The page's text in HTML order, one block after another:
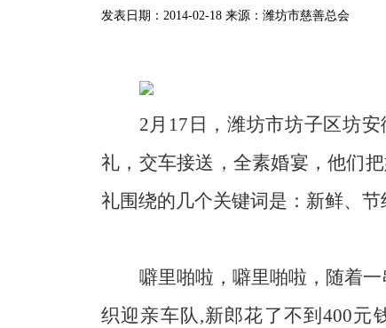
发表日期： 2014-02-18 来源： 潍坊市慈善总会
2月 17 日 ，潍坊市坊子区坊
礼，交车接送，全素婚宴，他们
礼围绕的几个关键词是：新鲜、节
噼里啪啦，噼里啪啦，随着
织迎亲车队,新郎花了不到400元